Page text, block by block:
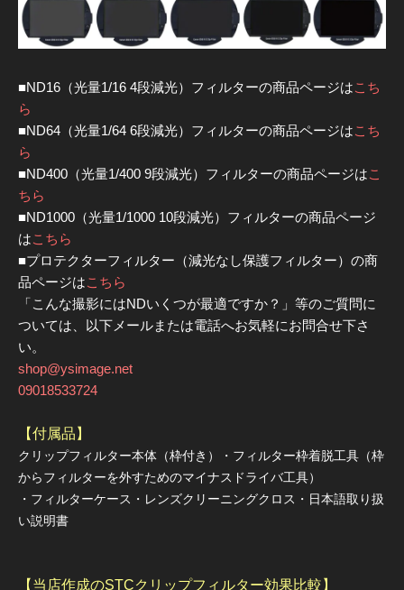
■ND16（光量1/16 4段減光）フィルターの商品ページはこち
ら
■ND64（光量1/64 6段減光）フィルターの商品ページはこち
ら
■ND400（光量1/400 9段減光）フィルターの商品ページはこ
ちら
■ND1000（光量1/1000 10段減光）フィルターの商品ページ
はこちら
■プロテクターフィルター（減光なし保護フィルター）の商
品ページはこちら
「こんな撮影にはNDいくつが最適ですか？」等のご質問に
ついては、以下メールまたは電話へお気軽にお問合せ下さ
い。
shop@ysimage.net
09018533724
【付属品】
クリップフィルター本体（枠付き）・フィルター枠着脱工具（枠
からフィルターを外すためのマイナスドライバ工具）
・フィルターケース・レンズクリーニングクロス・日本語取り扱
い説明書
【当店作成のSTCクリップフィルター効果比較】